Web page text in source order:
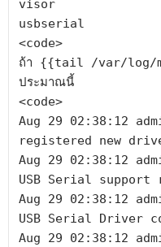
visor
usbserial
<code>
ถ้า {{tail /var/log/
ประมาณนี้
<code>
Aug 29 02:38:12
registered new
Aug 29 02:38:12
USB Serial
Aug 29 02:38:12
USB Serial Driver
Aug 29 02:38:12